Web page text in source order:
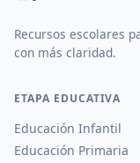
Recursos escolares
con más claridad.
ETAPA EDUCATIVA
Educación Infantil
Educación Primaria